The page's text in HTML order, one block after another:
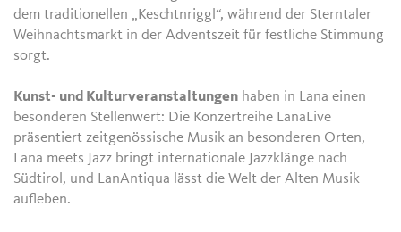
dem traditionellen „Keschtnriggl“, während der Sterntaler
Weihnachtsmarkt in der Adventszeit für festliche Stimmung
sorgt.
Kunst- und Kulturveranstaltungen haben in Lana einen
besonderen Stellenwert: Die Konzertreihe LanaLive
präsentiert zeitgenössische Musik an besonderen Orten,
Lana meets Jazz bringt internationale Jazzklänge nach
Südtirol, und LanAntiqua lässt die Welt der Alten Musik
aufleben.